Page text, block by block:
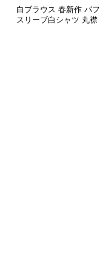
白ブラウス 春新作 パフ
スリーブ白シャツ 丸襟